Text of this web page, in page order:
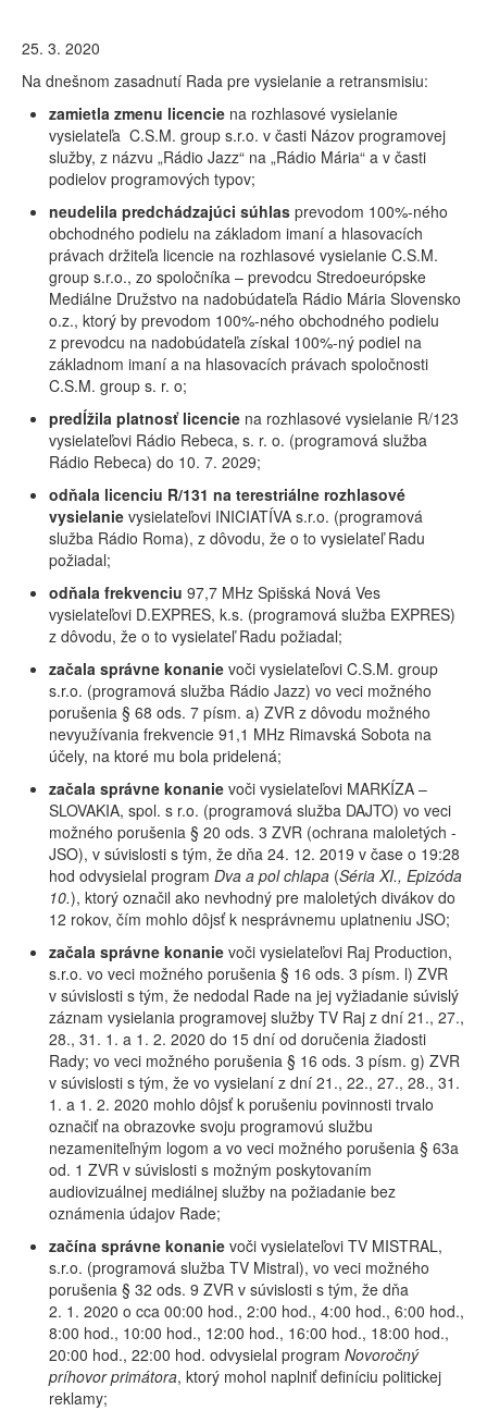
25. 3. 2020
Na dnešnom zasadnutí Rada pre vysielanie a retransmisiu:
zamietla zmenu licencie na rozhlasové vysielanie
vysielateľa C.S.M. group s.r.o. v časti Názov programovej
služby, z názvu „Rádio Jazz“ na „Rádio Mária“ a v časti
podielov programových typov;
neudelila predchádzajúci súhlas prevodom 100%-ného
obchodného podielu na základom imaní a hlasovacích
právach držiteľa licencie na rozhlasové vysielanie C.S.M.
group s.r.o., zo spoločníka – prevodcu Stredoeurópske
Mediálne Družstvo na nadobúdateľa Rádio Mária Slovensko
o.z., ktorý by prevodom 100%-ného obchodného podielu
z prevodcu na nadobúdateľa získal 100%-ný podiel na
základnom imaní a na hlasovacích právach spoločnosti
C.S.M. group s. r. o;
predĺžila platnosť licencie na rozhlasové vysielanie R/123
vysielateľovi Rádio Rebeca, s. r. o. (programová služba
Rádio Rebeca) do 10. 7. 2029;
odňala licenciu R/131 na terestriálne rozhlasové
vysielanie vysielateľovi INICIATÍVA s.r.o. (programová
služba Rádio Roma), z dôvodu, že o to vysielateľ Radu
požiadal;
odňala frekvenciu 97,7 MHz Spišská Nová Ves
vysielateľovi D.EXPRES, k.s. (programová služba EXPRES)
z dôvodu, že o to vysielateľ Radu požiadal;
začala správne konanie voči vysielateľovi C.S.M. group
s.r.o. (programová služba Rádio Jazz) vo veci možného
porušenia § 68 ods. 7 písm. a) ZVR z dôvodu možného
nevyužívania frekvencie 91,1 MHz Rimavská Sobota na
účely, na ktoré mu bola pridelená;
začala správne konanie voči vysielateľovi MARKÍZA –
SLOVAKIA, spol. s r.o. (programová služba DAJTO) vo veci
možného porušenia § 20 ods. 3 ZVR (ochrana maloletých -
JSO), v súvislosti s tým, že dňa 24. 12. 2019 v čase o 19:28
hod odvysielal program Dva a pol chlapa (Séria XI., Epizóda
10.), ktorý označil ako nevhodný pre maloletých divákov do
12 rokov, čím mohlo dôjsť k nesprávnemu uplatneniu JSO;
začala správne konanie voči vysielateľovi Raj Production,
s.r.o. vo veci možného porušenia § 16 ods. 3 písm. l) ZVR
v súvislosti s tým, že nedodal Rade na jej vyžiadanie súvislý
záznam vysielania programovej služby TV Raj z dní 21., 27.,
28., 31. 1. a 1. 2. 2020 do 15 dní od doručenia žiadosti
Rady; vo veci možného porušenia § 16 ods. 3 písm. g) ZVR
v súvislosti s tým, že vo vysielaní z dní 21., 22., 27., 28., 31.
1. a 1. 2. 2020 mohlo dôjsť k porušeniu povinnosti trvalo
označiť na obrazovke svoju programovú službu
nezameniteľným logom a vo veci možného porušenia § 63a
od. 1 ZVR v súvislosti s možným poskytovaním
audiovizuálnej mediálnej služby na požiadanie bez
oznámenia údajov Rade;
začína správne konanie voči vysielateľovi TV MISTRAL,
s.r.o. (programová služba TV Mistral), vo veci možného
porušenia § 32 ods. 9 ZVR v súvislosti s tým, že dňa
2. 1. 2020 o cca 00:00 hod., 2:00 hod., 4:00 hod., 6:00 hod.,
8:00 hod., 10:00 hod., 12:00 hod., 16:00 hod., 18:00 hod.,
20:00 hod., 22:00 hod. odvysielal program Novoročný
príhovor primátora, ktorý mohol naplniť definíciu politickej
reklamy;